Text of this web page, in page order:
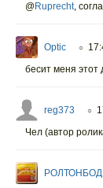
@Ruprecht,
Optic ○
бесит меня этот
reg373 ○
Чел (автор